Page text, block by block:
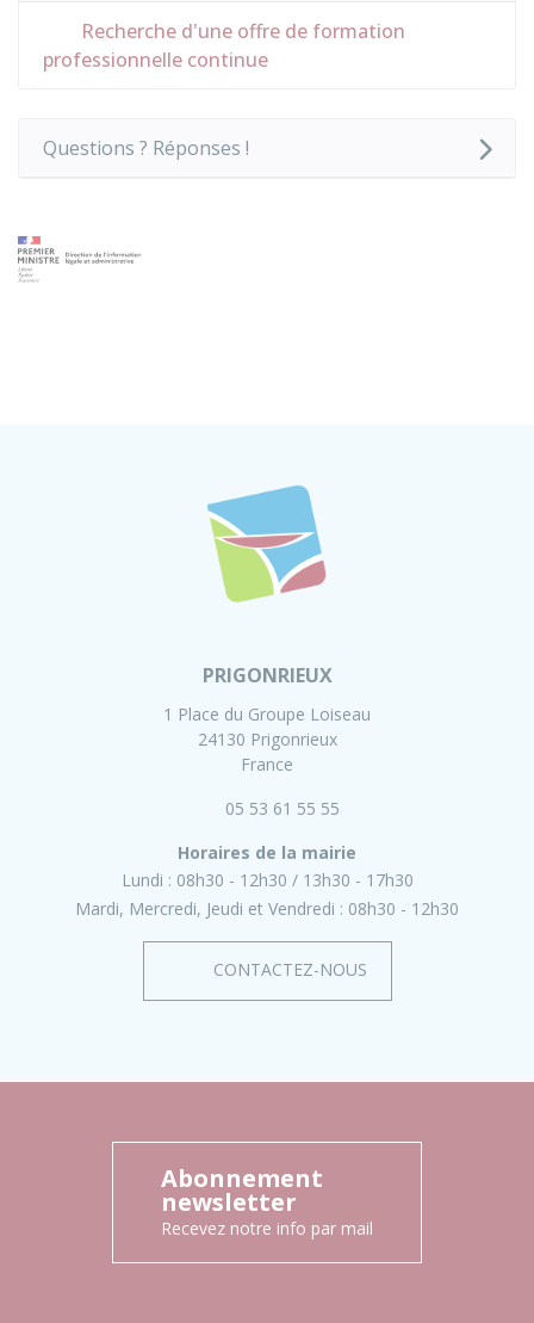
Recherche d'une offre de formation
professionnelle continue
Questions ? Réponses !
PRIGONRIEUX
1 Place du Groupe Loiseau
24130 Prigonrieux
France
05 53 61 55 55
Horaires de la mairie
Lundi : 08h30 - 12h30
13h30 - 17h30
Mardi, Mercredi, Jeudi et Vendredi : 08h30 - 12h30
CONTACTEZ-NOUS
Abonnement
newsletter
Recevez notre info par mail